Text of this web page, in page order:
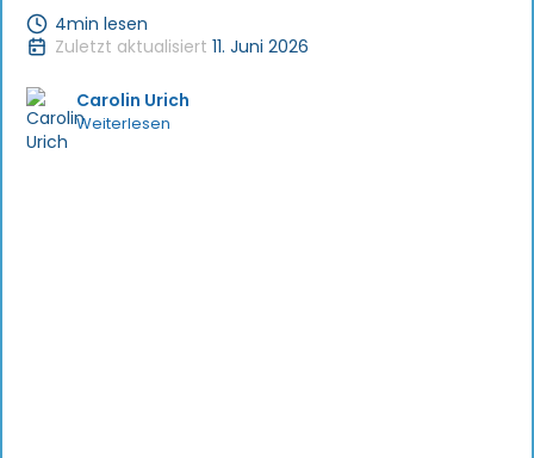
4min lesen
Zuletzt aktualisiert 11. Juni 2026
Carolin Urich
Weiterlesen